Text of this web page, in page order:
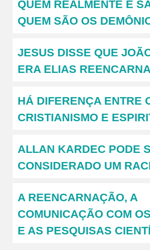
QUEM REALMENTE É
QUEM SÃO OS
JESUS DISSE QUE
ERA ELIAS
HÁ DIFERENÇA ENTRE
CRISTIANISMO E
ALLAN KARDEC PODE
CONSIDERADO UM
A REENCARNAÇÃO, A
COMUNICAÇÃO COM
E AS PESQUISAS